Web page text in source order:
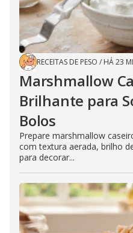
RECEITAS DE PESO / HÁ 23
Marshmallow
Brilhante para
Bolos
Prepare marshmallow
com textura aerada, brilho
para decorar...